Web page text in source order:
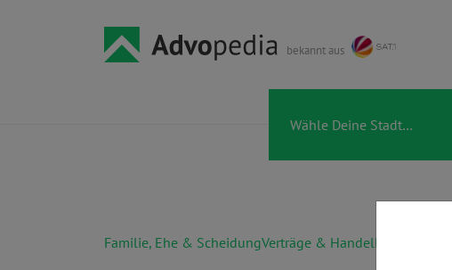
bekannt aus
Familie, Ehe & ScheidungVerträge & HandelErben &